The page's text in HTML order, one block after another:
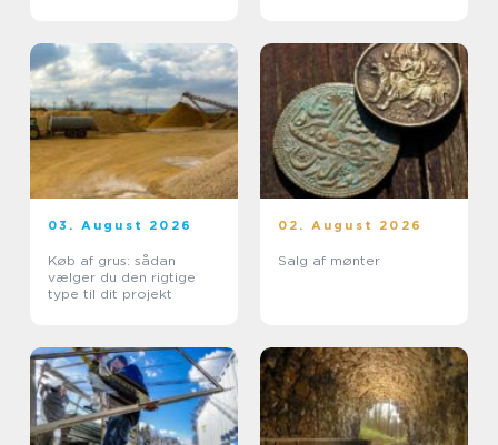
03. August 2026
Køb af grus: sådan
vælger du den rigtige
type til dit projekt
02. August 2026
Salg af mønter